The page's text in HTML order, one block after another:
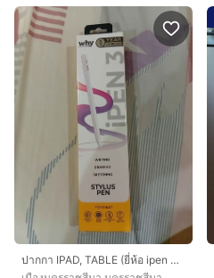
ปากกา IPAD, TABLE (ยี่ห้อ ipen WHY)